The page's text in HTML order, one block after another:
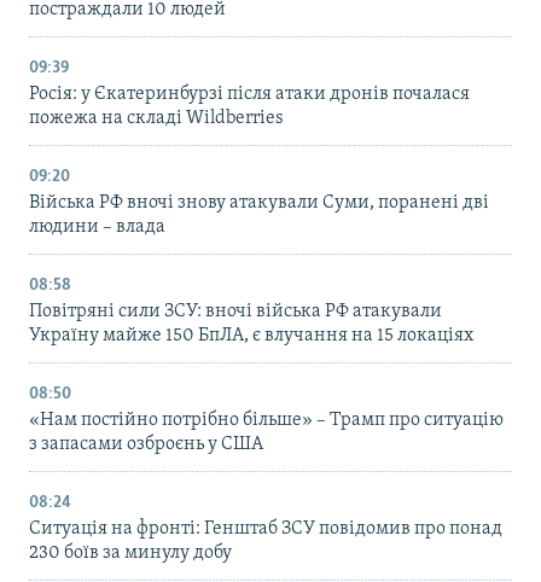
постраждали 10 людей
09:39
Росія: у Єкатеринбурзі після атаки дронів почалася
пожежа на складі Wildberries
09:20
Війська РФ вночі знову атакували Суми, поранені дві
людини – влада
08:58
Повітряні сили ЗСУ: вночі війська РФ атакували
Україну майже 150 БпЛА, є влучання на 15 локаціях
08:50
«Нам постійно потрібно більше» – Трамп про ситуацію
з запасами озброєнь у США
08:24
Ситуація на фронті: Генштаб ЗСУ повідомив про понад
230 боїв за минулу добу